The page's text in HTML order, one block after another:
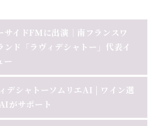
サイドFMに出演｜南フランスワ
ンド「ラヴィデシャトー」代表イ
ー
デシャトーソムリエAI | ワイン選
がサポート